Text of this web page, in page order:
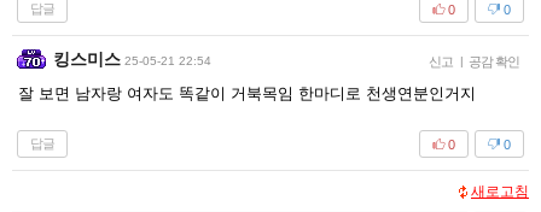
답글 0
0
킹스미스 25-05-21 22:54 신고 공감 확인
잘 보면 남자랑 여자도 똑같이 거북목임 한마디로 천생연분인거지
답글 0
0
새로고침